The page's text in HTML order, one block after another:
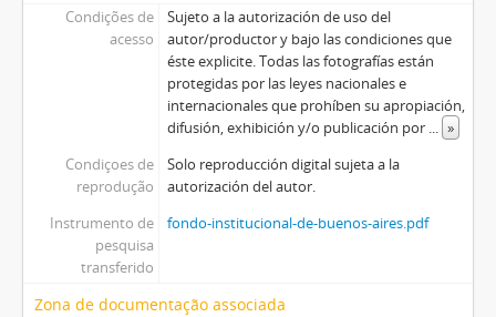
Condições de
acesso
Sujeto a la autorización de uso del
autor/productor y bajo las condiciones que
éste explicite. Todas las fotografías están
protegidas por las leyes nacionales e
internacionales que prohíben su apropiación,
difusión, exhibición y/o publicación por ... »
Condiçoes de
reprodução
Solo reproducción digital sujeta a la
autorización del autor.
Instrumento de
pesquisa
transferido
fondo-institucional-de-buenos-aires.pdf
Zona de documentação associada